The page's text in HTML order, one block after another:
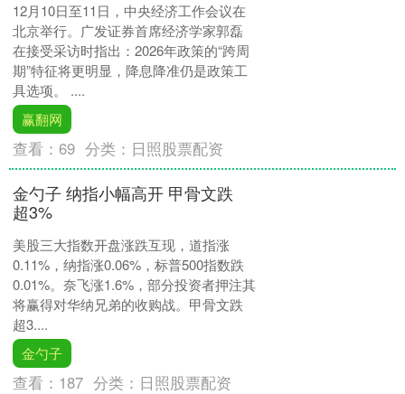
12月10日至11日，中央经济工作会议在
北京举行。广发证券首席经济学家郭磊
在接受采访时指出：2026年政策的“跨周
期”特征将更明显，降息降准仍是政策工
具选项。 ....
赢翻网
查看：69 分类： 日照股票配资
金勺子 纳指小幅高开 甲骨文跌
超3%
美股三大指数开盘涨跌互现，道指涨
0.11%，纳指涨0.06%，标普500指数跌
0.01%。奈飞涨1.6%，部分投资者押注其
将赢得对华纳兄弟的收购战。甲骨文跌
超3....
金勺子
查看： 187 分类： 日照股票配资